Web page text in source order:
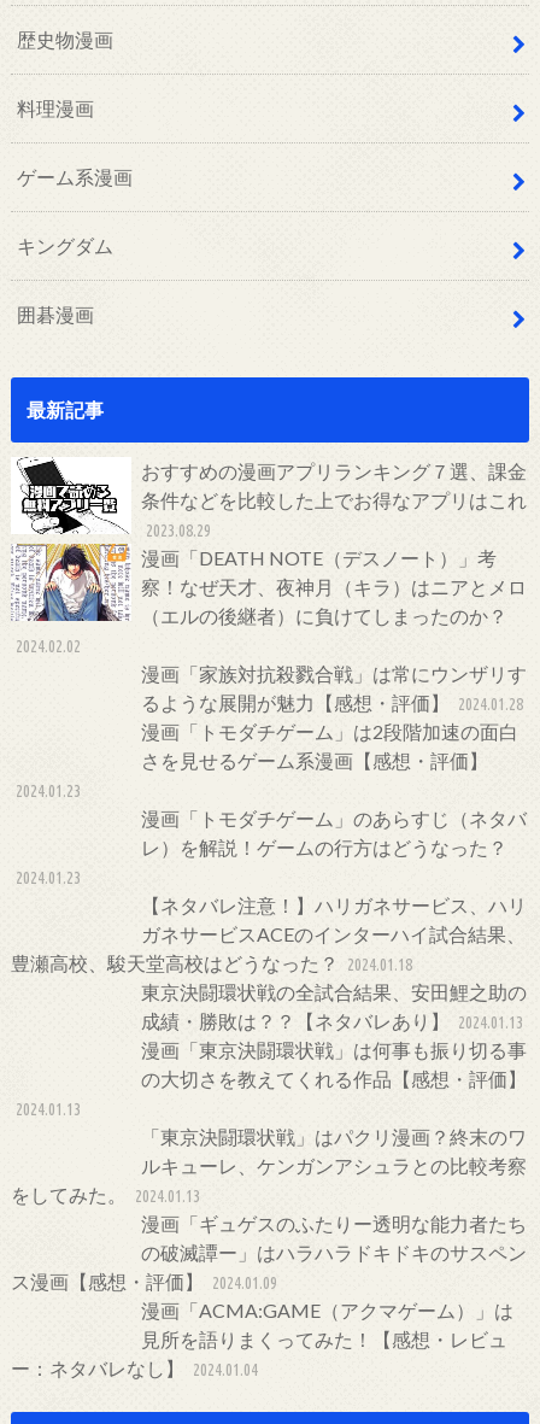
歴史物漫画
料理漫画
ゲーム系漫画
キングダム
囲碁漫画
最新記事
おすすめの漫画アプリランキング７選、課金
条件などを比較した上でお得なアプリはこれ
2023.08.29
漫画「DEATH NOTE（デスノート）」考
察！なぜ天才、夜神月（キラ）はニアとメロ
（エルの後継者）に負けてしまったのか？
2024.02.02
漫画「家族対抗殺戮合戦」は常にウンザリす
るような展開が魅力【感想・評価】
2024.01.28
漫画「トモダチゲーム」は2段階加速の面白
さを見せるゲーム系漫画【感想・評価】
2024.01.23
漫画「トモダチゲーム」のあらすじ（ネタバ
レ）を解説！ゲームの行方はどうなった？
2024.01.23
【ネタバレ注意！】ハリガネサービス、ハリ
ガネサービスACEのインターハイ試合結果、
豊瀬高校、駿天堂高校はどうなった？
2024.01.18
東京決闘環状戦の全試合結果、安田鯉之助の
成績・勝敗は？？【ネタバレあり】
2024.01.13
漫画「東京決闘環状戦」は何事も振り切る事
の大切さを教えてくれる作品【感想・評価】
2024.01.13
「東京決闘環状戦」はパクリ漫画？終末のワ
ルキューレ、ケンガンアシュラとの比較考察
をしてみた。
2024.01.13
漫画「ギュゲスのふたりー透明な能力者たち
の破滅譚ー」はハラハラドキドキのサスペン
ス漫画【感想・評価】
2024.01.09
漫画「ACMA:GAME（アクマゲーム）」は
見所を語りまくってみた！【感想・レビュ
ー：ネタバレなし】
2024.01.04